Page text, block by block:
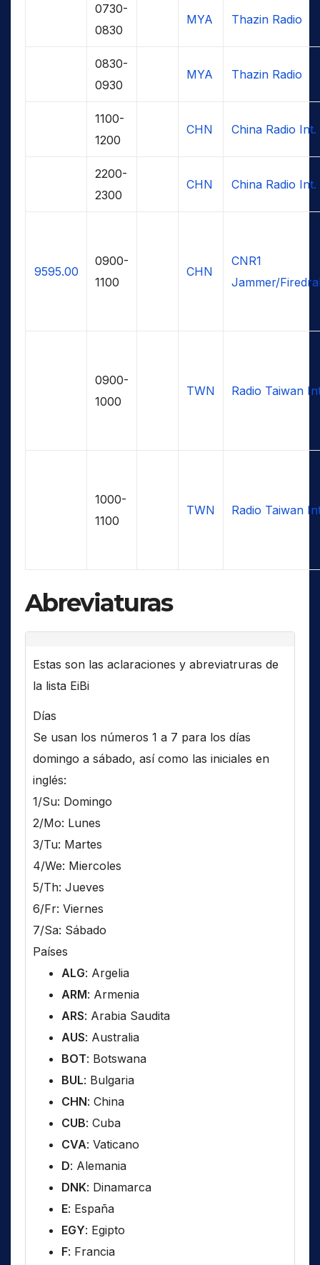
0730-
0830
MYA Thazin Radio
0830-
0930
MYA Thazin Radio
1100-
1200
CHN China Radio Int.
2200-
2300
CHN China Radio Int.
9595.00
0900-
1100
CHN
CNR1
Jammer/
0900-
1000
TWN Radio Taiwan
1000-
1100
TWN Radio Taiwan
Abreviaturas
Estas son las aclaraciones y abreviatruras de
la lista EiBi
Días
Se usan los números 1 a 7 para los días
domingo a sábado, así como las iniciales en
inglés:
1/Su: Domingo
2/Mo: Lunes
3/Tu: Martes
4/We: Miercoles
5/Th: Jueves
6/Fr: Viernes
7/Sa: Sábado
Países
ALG: Argelia
ARM: Armenia
ARS: Arabia Saudita
AUS: Australia
BOT: Botswana
BUL: Bulgaria
CHN: China
CUB: Cuba
CVA: Vaticano
D: Alemania
DNK: Dinamarca
E: España
EGY: Egipto
F: Francia